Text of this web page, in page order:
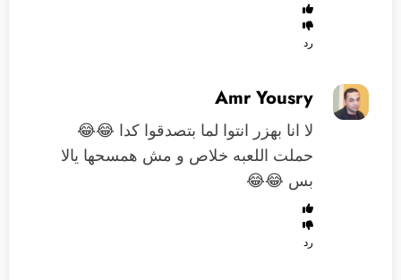
رد
Amr Yousry
لا انا بهزر انتوا لما بتصدقوا كدا 😂😂
حملت اللعبه خلاص و مش همسحها يالا
بس 😂😂
رد